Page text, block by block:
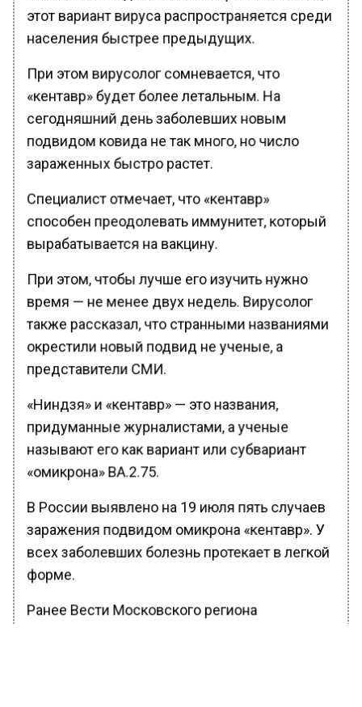
этот вариант вируса распространяется среди
населения быстрее предыдущих.
При этом вирусолог сомневается, что
«кентавр» будет более летальным. На
сегодняшний день заболевших новым
подвидом ковида не так много, но число
зараженных быстро растет.
Специалист отмечает, что «кентавр»
способен преодолевать иммунитет, который
вырабатывается на вакцину.
При этом, чтобы лучше его изучить нужно
время — не менее двух недель. Вирусолог
также рассказал, что странными названиями
окрестили новый подвид не ученые, а
представители СМИ.
«Ниндзя» и «кентавр» — это названия,
придуманные журналистами, а ученые
называют его как вариант или субвариант
«омикрона» BA.2.75.
В России выявлено на 19 июля пять случаев
заражения подвидом омикрона «кентавр». У
всех заболевших болезнь протекает в легкой
форме.
Ранее Вести Московского региона